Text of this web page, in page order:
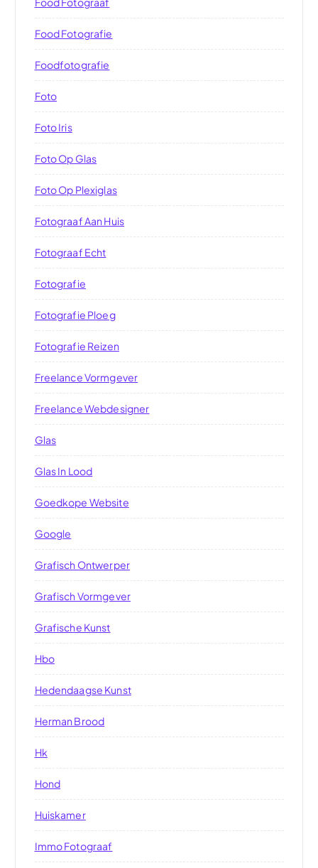
Food Fotografie
Foodfotografie
Foto
Foto Iris
Foto Op Glas
Foto Op Plexiglas
Fotograaf Aan Huis
Fotograaf Echt
Fotografie
Fotografie Ploeg
Fotografie Reizen
Freelance Vormgever
Freelance Webdesigner
Glas
Glas In Lood
Goedkope Website
Google
Grafisch Ontwerper
Grafisch Vormgever
Grafische Kunst
Hbo
Hedendaagse Kunst
Herman Brood
Hk
Hond
Huiskamer
Immo Fotograaf